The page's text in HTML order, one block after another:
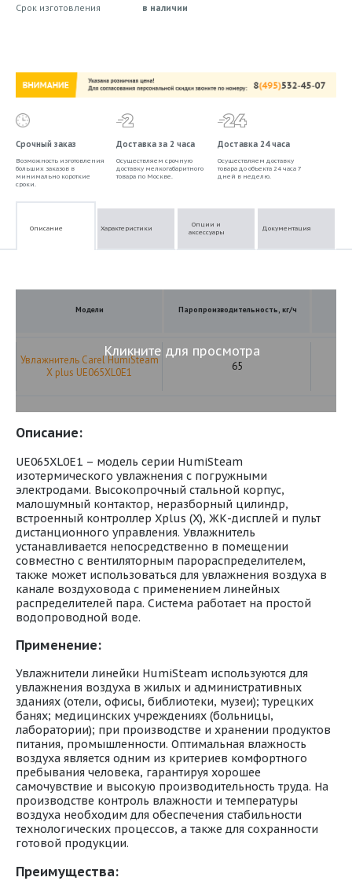
Срок изготовления
в наличии
Срочный заказ
Возможность изготовления
больших заказов в
минимально короткие
сроки.
Доставка за 2 часа
Осуществляем срочную
доставку мелкогабаритного
товара по Москве.
Доставка 24 часа
Осуществляем доставку
товара до объекта 24 часа 7
дней в неделю.
Описание Характеристики
Опции и
аксессуары
Документация
Модели Паропроизводительность, кг/ч
Увлажнитель Carel HumiSteam
X plus UE065XL0E1
65
Кликните для просмотра
Описание:
UE065XL0E1 – модель серии HumiSteam
изотермического увлажнения с погружными
электродами. Высокопрочный стальной корпус,
малошумный контактор, неразборный цилиндр,
встроенный контроллер Xplus (X), ЖК-дисплей и пульт
дистанционного управления. Увлажнитель
устанавливается непосредственно в помещении
совместно с вентиляторным парораспределителем,
также может использоваться для увлажнения воздуха в
канале воздуховода с применением линейных
распределителей пара. Система работает на простой
водопроводной воде.
Применение:
Увлажнители линейки HumiSteam используются для
увлажнения воздуха в жилых и административных
зданиях (отели, офисы, библиотеки, музеи); турецких
банях; медицинских учреждениях (больницы,
лаборатории); при производстве и хранении продуктов
питания, промышленности. Оптимальная влажность
воздуха является одним из критериев комфортного
пребывания человека, гарантируя хорошее
самочувствие и высокую производительность труда. На
производстве контроль влажности и температуры
воздуха необходим для обеспечения стабильности
технологических процессов, а также для сохранности
готовой продукции.
Преимущества: